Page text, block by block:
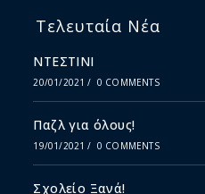
Τελευταία Νέα
ΝΤΕΣΤΙΝΙ
20/01/2021 / 0 COMMENTS
Παζλ για όλους!
19/01/2021 / 0 COMMENTS
Σχολείο Ξανά!